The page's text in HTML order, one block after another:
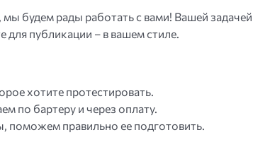
будем рады работать с вами! Вашей
публикации – в вашем стиле.
хотите протестировать.
по бартеру и через оплату.
поможем правильно ее подготовить.